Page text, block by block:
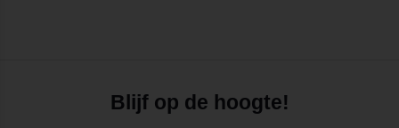
Blijf op de hoogte!